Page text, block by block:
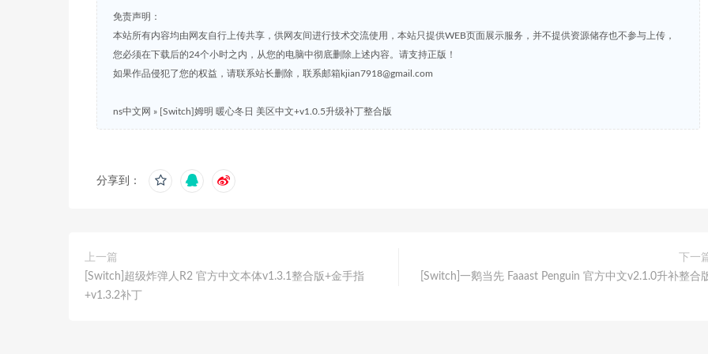
免责声明：
本站所有内容均由网友自行上传共享，供网友间进行技术交流使用，本站只提供WEB页面展示服务，并不提供资源储存也不参与上传，
您必须在下载后的24个小时之内，从您的电脑中彻底删除上述内容。请支持正版！
如果作品侵犯了您的权益，请联系站长删除，联系邮箱kjian7918@gmail.com
ns中文网 » [Switch]姆明 暖心冬日 美区中文+v1.0.5升级补丁整合版
分享到：
上一篇
[Switch]超级炸弹人R2 官方中文本体v1.3.1整合版+金手指
+v1.3.2补丁
下一
[Switch]一鹅当先 Faaast Penguin 官方中文v2.1.0升补整合